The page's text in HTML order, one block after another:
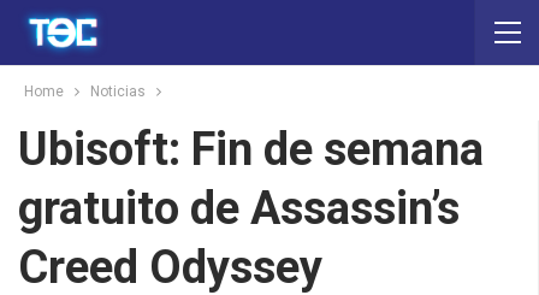
Home Noticias
Ubisoft: Fin de semana
gratuito de Assassin’s
Creed Odyssey